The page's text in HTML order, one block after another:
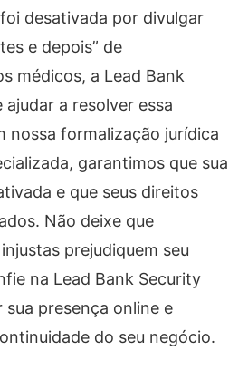
desativada por divulgar
e depois” de
médicos, a Lead Bank
ajudar a resolver essa
nossa formalização jurídica
garantimos que sua
e que seus direitos
Não deixe que
prejudiquem seu
na Lead Bank Security
presença online e
do seu negócio.